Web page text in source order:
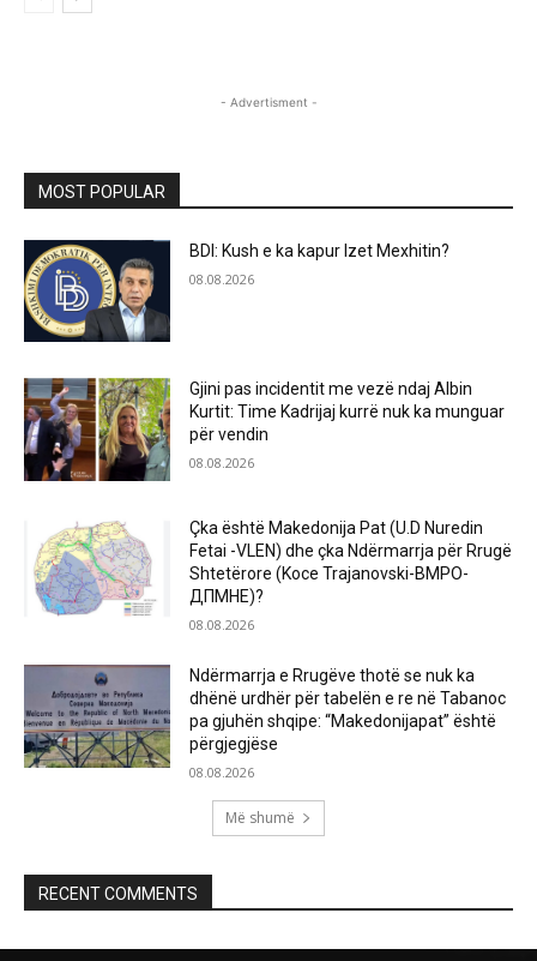
- Advertisment -
MOST POPULAR
BDI: Kush e ka kapur Izet Mexhitin?
08.08.2026
Gjini pas incidentit me vezë ndaj Albin
Kurtit: Time Kadrijaj kurrë nuk ka munguar
për vendin
08.08.2026
Çka është Makedonija Pat (U.D Nuredin
Fetai -VLEN) dhe çka Ndërmarrja për Rrugë
Shtetërore (Koce Trajanovski-ВМРО-
ДПМНЕ)?
08.08.2026
Ndërmarrja e Rrugëve thotë se nuk ka
dhënë urdhër për tabelën e re në Tabanoc
pa gjuhën shqipe: “Makedonijapat” është
përgjegjëse
08.08.2026
Më shumë
RECENT COMMENTS